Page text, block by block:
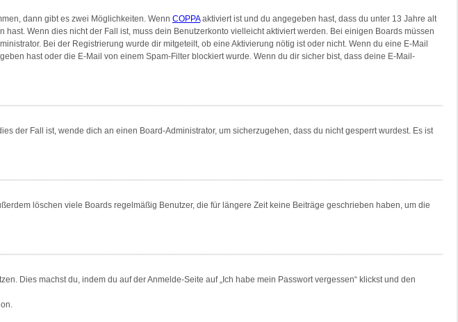
dann gibt es zwei Möglichkeiten. Wenn COPPAaktiviert ist und du angegeben hast, dass du unter 13 Jahre alt
Wenn dies nicht der Fall ist, muss dein Benutzerkonto vielleicht aktiviert werden. Bei einigen Boards müssen
Bei der Registrierung wurde dir mitgeteilt, ob eine Aktivierung nötig ist oder nicht. Wenn du eine E-Mail
hast oder die E-Mail von einem Spam-Filter blockiert wurde. Wenn du dir sicher bist, dass deine E-Mail-
der Fall ist, wende dich an einen Board-Administrator, um sicherzugehen, dass du nicht gesperrt wurdest. Es ist
löschen viele Boards regelmäßig Benutzer, die für längere Zeit keine Beiträge geschrieben haben, um die
Dies machst du, indem du auf der Anmelde-Seite auf „Ich habe mein Passwort vergessen“ klickst und den